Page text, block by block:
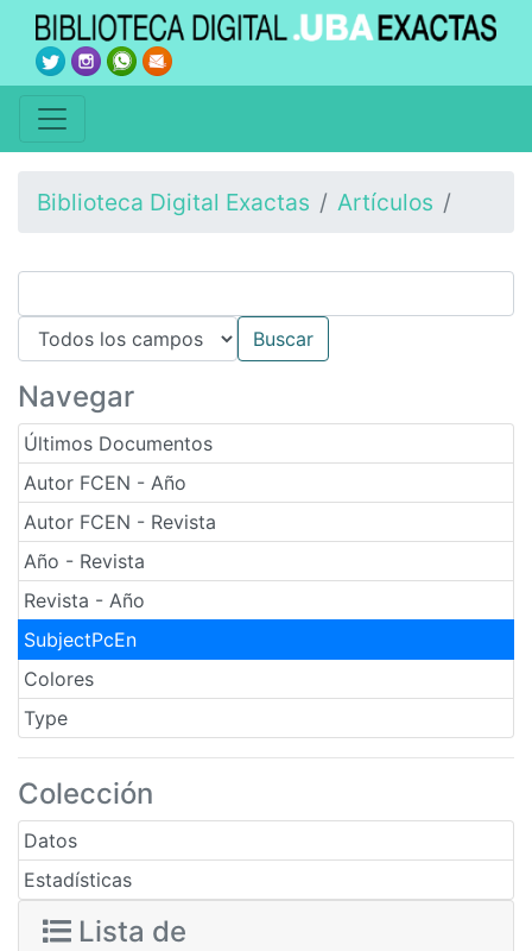
Biblioteca Digital Exactas Artículos
Navegar
Últimos Documentos
Autor FCEN - Año
Autor FCEN - Revista
Año - Revista
Revista - Año
SubjectPcEn
Colores
Type
Colección
Datos
Estadísticas
Lista de